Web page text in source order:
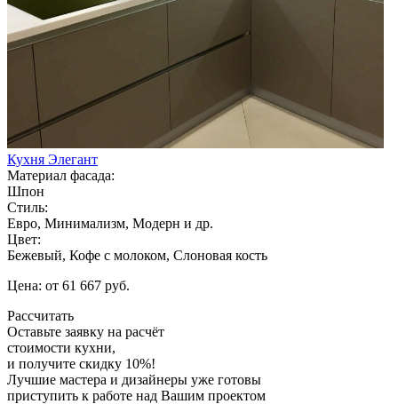
Кухня Элегант
Материал фасада:
Шпон
Стиль:
Евро, Минимализм, Модерн и др.
Цвет:
Бежевый, Кофе с молоком, Слоновая кость
Цена: от 61 667 руб.
Рассчитать
Оставьте заявку на расчёт
стоимости кухни,
и получите скидку 10%!
Лучшие мастера и дизайнеры уже готовы
приступить к работе над Вашим проектом